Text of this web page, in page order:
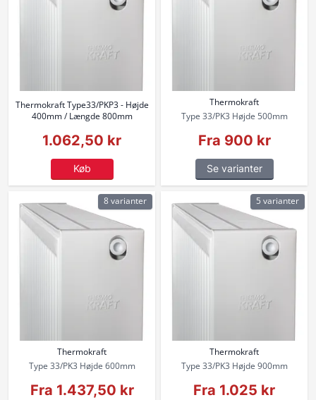
Thermokraft Type33/PKP3 - Højde
400mm / Længde 800mm
1.062,50 kr
Køb
Thermokraft
Type 33/PK3 Højde 500mm
Fra 900 kr
Se varianter
Thermokraft
Type 33/PK3 Højde 600mm
Fra 1.437,50 kr
8 varianter
Thermokraft
Type 33/PK3 Højde 900mm
Fra 1.025 kr
5 varianter